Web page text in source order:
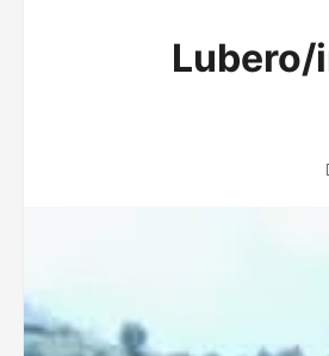
Lubero/